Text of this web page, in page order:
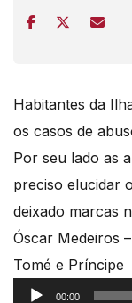
Habitantes da
os casos de
Por seu lado as
preciso elucidar
deixado marcas
Óscar Medeiros
Tomé e Príncipe
Reprodutor
00:00